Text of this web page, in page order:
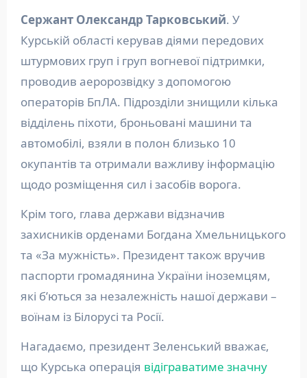
Сержант Олександр Тарковський. У
Курській області керував діями передових
штурмових груп і груп вогневої підтримки,
проводив аеророзвідку з допомогою
операторів БпЛА. Підрозділи знищили кілька
відділень піхоти, броньовані машини та
автомобілі, взяли в полон близько 10
окупантів та отримали важливу інформацію
щодо розміщення сил і засобів ворога.
Крім того, глава держави відзначив
захисників орденами Богдана Хмельницького
та «За мужність». Президент також вручив
паспорти громадянина України іноземцям,
які б’ються за незалежність нашої держави –
воїнам із Білорусі та Росії.
Нагадаємо, президент Зеленський вважає,
що Курська операція відіграватиме значну